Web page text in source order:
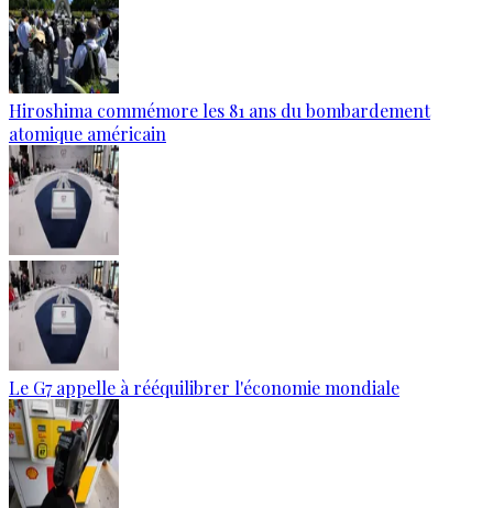
Hiroshima commémore les 81 ans du bombardement
atomique américain
Le G7 appelle à rééquilibrer l'économie mondiale